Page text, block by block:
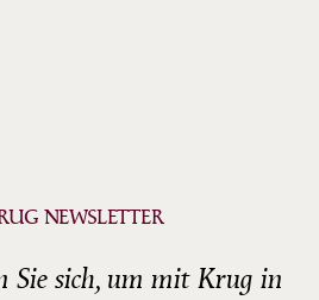
NEWSLETTER
Sie sich, um mit Krug in